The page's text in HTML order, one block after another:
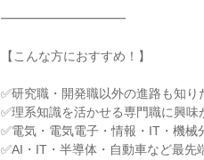
━━━━━━━━━━
【こんな方におすすめ！】
✅研究職・開発職以外の進路も知り
✅理系知識を活かせる専門職に興味
✅電気・電気電子・情報・IT・機械
✅AI・IT・半導体・自動車など最先